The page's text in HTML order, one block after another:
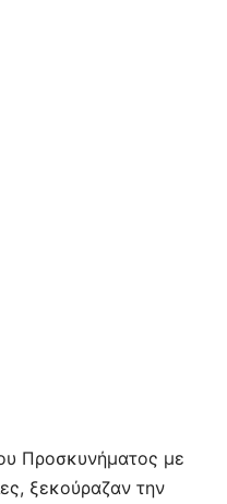
Προσκυνήματος με
ξεκούραζαν την